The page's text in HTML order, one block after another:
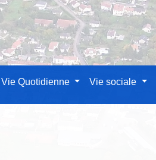
Vie Quotidienne Vie sociale